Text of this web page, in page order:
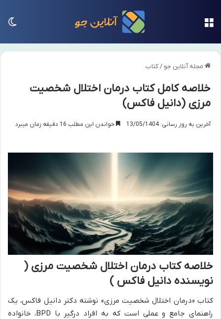
مجله آنلاین جو /کتاب
خلاصه کامل کتاب درمان اختلال شخصیت
مرزی (دانیل فاکس)
آخرین به روز رسانی: 13/05/1404 خواندن این مطلب 16 دقیقه زمان میبرد
خلاصه کتاب درمان اختلال شخصیت مرزی (
نویسنده دانیل فاکس )
کتاب «درمان اختلال شخصیت مرزی» نوشته دکتر دانیل فاکس، یک
راهنمای جامع و عملی است که به افراد درگیر با BPD، خانواده